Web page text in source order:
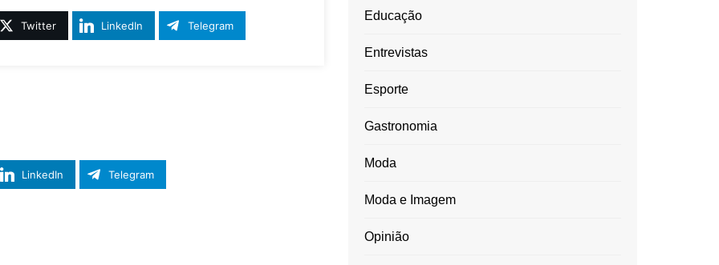
Twitter LinkedIn Telegram
LinkedIn Telegram
Educação
Entrevistas
Esporte
Gastronomia
Moda
Moda e Imagem
Opinião